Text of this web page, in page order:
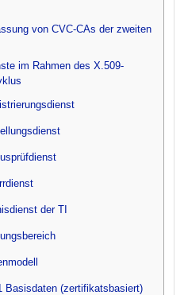
von CVC-CAs der zweiten
im Rahmen des X.509-
der TI
Basisdaten (zertifikatsbasiert)